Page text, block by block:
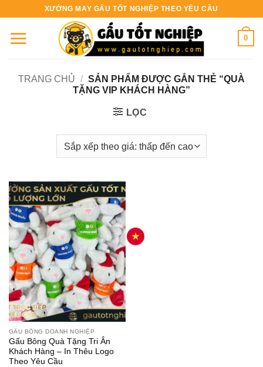
nội
XƯỞNG MAY GẤU TỐT NGHIỆP THEO YÊU CẦU
0
TRANG CHỦ / SẢN PHẨM ĐƯỢC GẮN THẺ “QUÀ
TẶNG VIP KHÁCH HÀNG”
LỌC
GẤU BÔNG DOANH NGHIỆP
Gấu Bông Quà Tặng Tri Ân
Khách Hàng – In Thêu Logo
Theo Yêu Cầu